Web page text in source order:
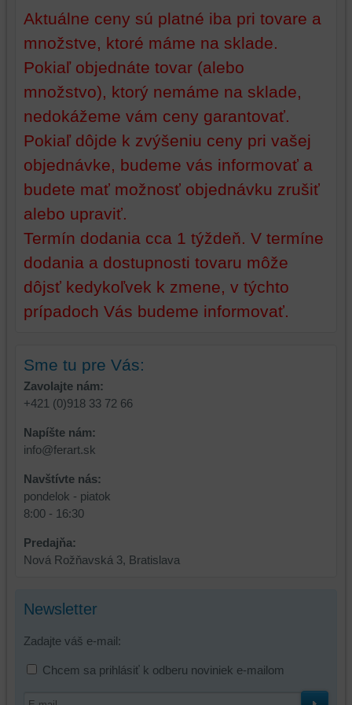
Aktuálne ceny sú platné iba pri tovare a
množstve, ktoré máme na sklade.
Pokiaľ objednáte tovar (alebo
množstvo), ktorý nemáme na sklade,
nedokážeme vám ceny garantovať.
Pokiaľ dôjde k zvýšeniu ceny pri vašej
objednávke, budeme vás informovať a
budete mať možnosť objednávku zrušiť
alebo upraviť.
Termín dodania cca 1 týždeň. V termíne
dodania a dostupnosti tovaru môže
dôjsť kedykoľvek k zmene, v týchto
prípadoch Vás budeme informovať.
Sme tu pre Vás:
Zavolajte nám:
+421 (0)918 33 72 66
Napíšte nám:
info@ferart.sk
Navštívte nás:
pondelok - piatok
8:00 - 16:30
Predajňa:
Nová Rožňavská 3, Bratislava
Newsletter
Zadajte váš e-mail:
Chcem sa prihlásiť k odberu noviniek e-mailom
relácie
základnej
funkčnosti
zážitku
z
prehliadania
a
zabezpečenia.
doplnkové
funkcie,
zlepšujú
váš
z
prehliadania,
ukladať
niektoré
z
vašich
preferencií
bez
toho,
aby
ste
mali
alebo
bez
prihlásenia,
skripty
a/alebo
tretích
strán,
widgety
atď.